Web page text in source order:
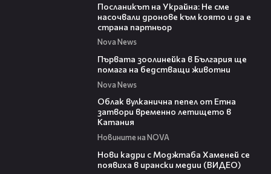
Посланикът на Украйна: Не сме
насочвали дронове към която и да е
страна партньор
Nova News
Първата зоолинейка в България ще
помага на бедстващи животни
Nova News
Облак вулканична пепел от Етна
затвори временно летището в
Катания
Новините на NOVA
Нови кадри с Моджтаба Хаменей се
появиха в ирански медии (ВИДЕО)